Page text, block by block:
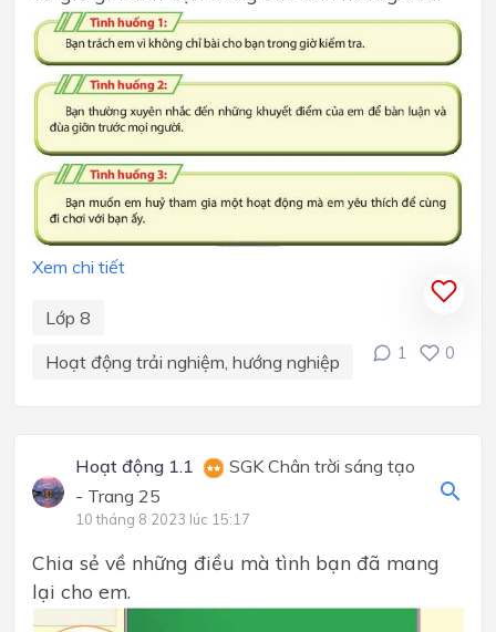
Xem chi tiết
Lớp 8
Hoạt động trải nghiệm, hướng nghiệp
1 0
Hoạt động 1.1
SGK Chân trời sáng tạo
- Trang 25
10 tháng 8 2023 lúc 15:17
Chia sẻ về những điều mà tình bạn đã mang
lại cho em.